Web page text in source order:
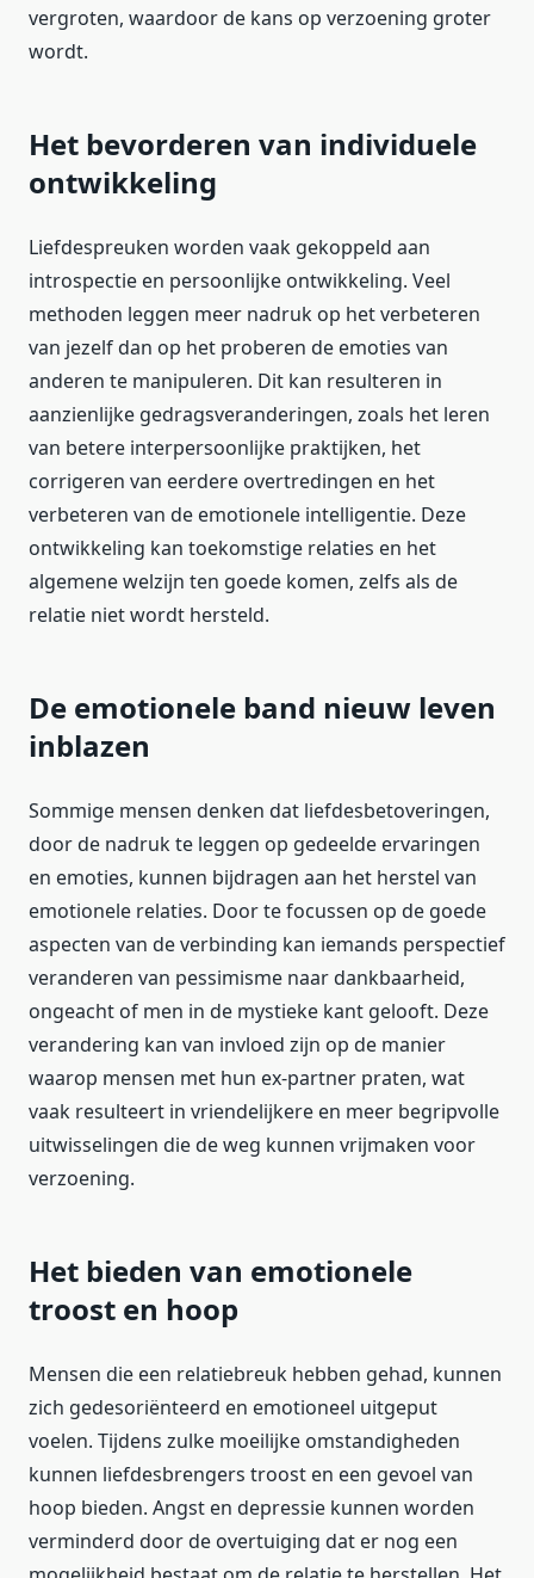
vergroten, waardoor de kans op verzoening groter
wordt.
Het bevorderen van individuele
ontwikkeling
Liefdespreuken worden vaak gekoppeld aan
introspectie en persoonlijke ontwikkeling. Veel
methoden leggen meer nadruk op het verbeteren
van jezelf dan op het proberen de emoties van
anderen te manipuleren. Dit kan resulteren in
aanzienlijke gedragsveranderingen, zoals het leren
van betere interpersoonlijke praktijken, het
corrigeren van eerdere overtredingen en het
verbeteren van de emotionele intelligentie. Deze
ontwikkeling kan toekomstige relaties en het
algemene welzijn ten goede komen, zelfs als de
relatie niet wordt hersteld.
De emotionele band nieuw leven
inblazen
Sommige mensen denken dat liefdesbetoveringen,
door de nadruk te leggen op gedeelde ervaringen
en emoties, kunnen bijdragen aan het herstel van
emotionele relaties. Door te focussen op de goede
aspecten van de verbinding kan iemands perspectief
veranderen van pessimisme naar dankbaarheid,
ongeacht of men in de mystieke kant gelooft. Deze
verandering kan van invloed zijn op de manier
waarop mensen met hun ex-partner praten, wat
vaak resulteert in vriendelijkere en meer begripvolle
uitwisselingen die de weg kunnen vrijmaken voor
verzoening.
Het bieden van emotionele
troost en hoop
Mensen die een relatiebreuk hebben gehad, kunnen
zich gedesoriënteerd en emotioneel uitgeput
voelen. Tijdens zulke moeilijke omstandigheden
kunnen liefdesbrengers troost en een gevoel van
hoop bieden. Angst en depressie kunnen worden
verminderd door de overtuiging dat er nog een